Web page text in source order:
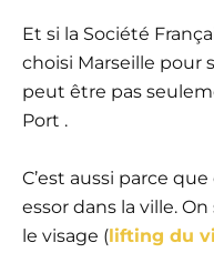
Et si la Société
choisi Marseille pour
peut être pas
Port .
C’est aussi parce
essor dans la ville. On
le visage (lifting du